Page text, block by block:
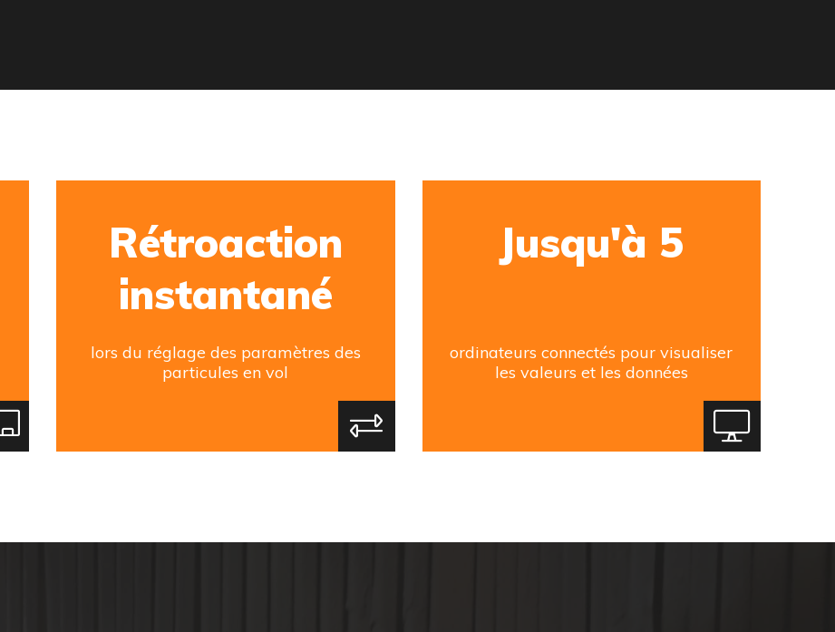
Rétroaction
instantané
lors du réglage des paramètres des
particules en vol
Jusqu'à 5
ordinateurs connectés pour visualiser
les valeurs et les données